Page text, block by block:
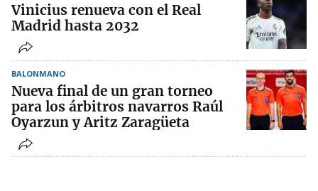
Vinicius renueva con el Real
Madrid hasta 2032
BALONMANO
Nueva final de un gran torneo
para los árbitros navarros Raúl
Oyarzun y Aritz Zaragüeta